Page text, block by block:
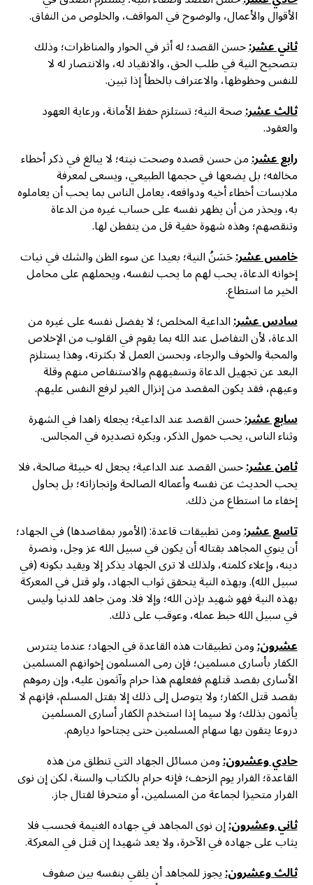
الأقوال والأعمال، والوضوح في المواقف، والخلوص من النفاق.
ثاني عشر:حسن القصد؛ له أثر في الحوار والمناظرات؛ وذلك
بتصحيح النية في طلب الحق، والانقياد له، والانتصار له لا
للنفس وحظوظها، والاعتراف بالخطأ إذا تبين.
ثالث عشر:صحة النية؛ تستلزم حفظ الأمانة، ورعاية العهود
والعقود.
رابع عشر:من حسن قصده وصحت نيته؛ لا يبالغ في ذكر أخطاء
مخالفه؛ بل يضعها في حجمها الطبيعي، ويسعى لمعرفة
ملابسات أخطاء أخيه ودوافعه، يعامل الناس بما يحب أن يعاملوه
به، ويحذر من أن يظهر نفسه على حساب غيره من الدعاة
وتنقصهم؛ وهذه شهوة خفية قل من يتفطن لها.
خامس عشر:حَسَنُ النية؛ بعيدا عن سوء الظن والشك في نيات
إخوانه الدعاة، يحب لهم ما يحب لنفسه، ويحملهم على محامل
الخير ما استطاع.
سادس عشر:الداعية المخلص؛ لا يفضل نفسه على غيره من
الدعاة، لأن التفاضل عند الله بما يقوم في القلوب من الإخلاص
والمحبة والخوف والرجاء، وبحسن العمل لا بكثرته، وهذا يستلزم
البعد عن تجهيل الدعاة وتسفيههم والاستنقاص منهم وقلة
وعيهم، فقد يكون المقصد من إنزال الغير لرفع النفس عليهم.
سابع عشر:حسن القصد عند الداعية؛ يجعله زاهدا في الشهرة
وثناء الناس، يحب خمول الذكر، ويكره تصديره في المجالس.
ثامن عشر:حسن القصد عند الداعية؛ يجعل له خبيئة صالحة، فلا
يحب الحديث عن نفسه وأعماله الصالحة وإنجازاته؛ بل يحاول
إخفاء ما استطاع من ذلك.
تاسع عشر:ومن تطبيقات قاعدة: (الأمور بمقاصدها) في الجهاد؛
أن ينوي المجاهد بقتاله أن يكون في سبيل الله عز وجل، ونصرة
دينه، وإعلاء كلمته، ولذلك لا ترى الجهاد يذكر إلا ويقيد بكونه (في
سبيل الله). وبهذه النية يتحقق ثواب الجهاد، ولو قتل في المعركة
بهذه النية فهو شهيد بإذن الله؛ وإلا فلا. ومن جاهد للدنيا وليس
في سبيل الله حبط عمله، وعوقب على ذلك.
عشرون:ومن تطبيقات هذه القاعدة في الجهاد؛ عندما يتترس
الكفار بأسارى مسلمين؛ فإن رمى المسلمون إخوانهم المسلمين
الأسارى بقصد قتلهم ففعلهم هذا حرام وآثمون عليه، وإن رموهم
بقصد قتل الكفار؛ ولا يتوصل إلى ذلك إلا بقتل المسلم، فإنهم لا
يأثمون بذلك؛ ولا سيما إذا استخدم الكفار أسارى المسلمين
دروعا يتقون بها سهام المسلمين حتى يجتاحوا ديارهم.
حادي وعشرون:ومن مسائل الجهاد التي تنطلق من هذه
القاعدة؛ الفرار يوم الزحف؛ فإنه حرام بالكتاب والسنة، لكن إن نوى
الفرار متحيزا لجماعة من المسلمين، أو متحرفا لقتال جاز.
ثاني وعشرون:إن نوى المجاهد في جهاده الغنيمة فحسب فلا
يثاب على جهاده في الآخرة، ولا يعد شهيدا إن قتل في المعركة.
ثالث وعشرون:يجوز للمجاهد أن يلقي بنفسه بين صفوف